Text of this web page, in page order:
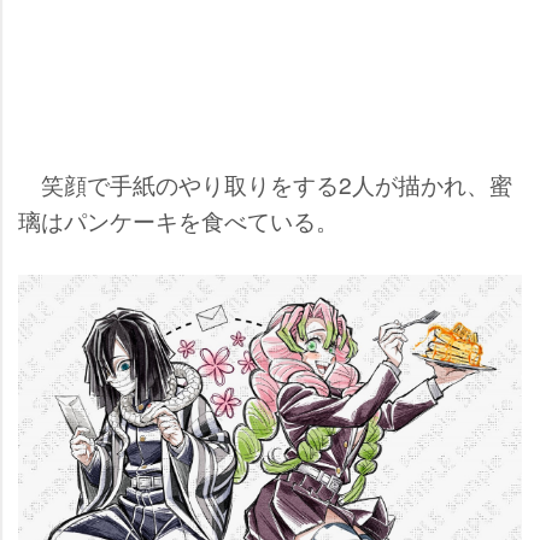
笑顔で手紙のやり取りをする2人が描かれ、蜜
璃はパンケーキを食べている。